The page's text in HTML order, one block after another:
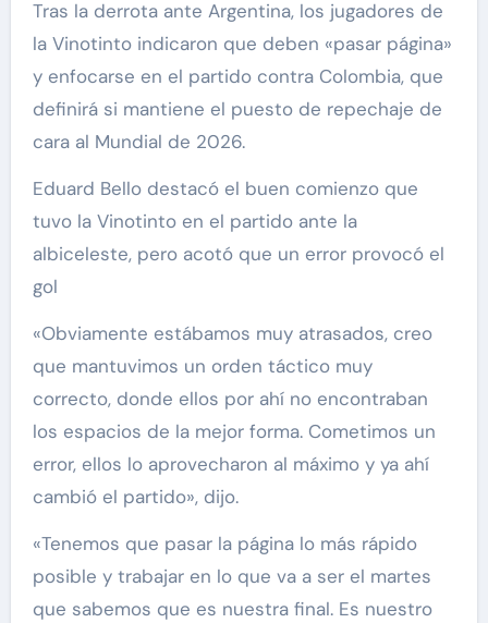
Tras la derrota ante Argentina, los jugadores de
la Vinotinto indicaron que deben «pasar página»
y enfocarse en el partido contra Colombia, que
definirá si mantiene el puesto de repechaje de
cara al Mundial de 2026.
Eduard Bello destacó el buen comienzo que
tuvo la Vinotinto en el partido ante la
albiceleste, pero acotó que un error provocó el
gol
«Obviamente estábamos muy atrasados, creo
que mantuvimos un orden táctico muy
correcto, donde ellos por ahí no encontraban
los espacios de la mejor forma. Cometimos un
error, ellos lo aprovecharon al máximo y ya ahí
cambió el partido», dijo.
«Tenemos que pasar la página lo más rápido
posible y trabajar en lo que va a ser el martes
que sabemos que es nuestra final. Es nuestro